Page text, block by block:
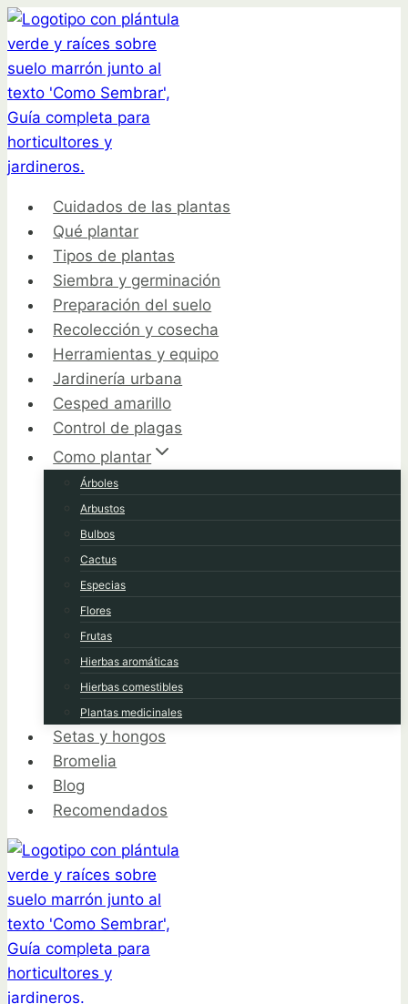
Saltar
al
contenido
Cuidados de las plantas
Qué plantar
Tipos de plantas
Siembra y germinación
Preparación del suelo
Recolección y cosecha
Herramientas y equipo
Jardinería urbana
Cesped amarillo
Control de plagas
Como plantar
Árboles
Arbustos
Bulbos
Cactus
Especias
Flores
Frutas
Hierbas aromáticas
Hierbas comestibles
Plantas medicinales
Setas y hongos
Bromelia
Blog
Recomendados